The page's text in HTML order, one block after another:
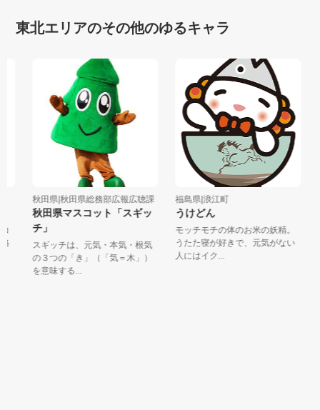
東北エリアのその他のゆるキャラ
秋田県|秋田県総務部広報広聴課
秋田県マスコット「スギッ
チ」
スギッチは、元気・本気・根気
の３つの「き」（「気＝木」）
を意味する...
福島県|浪江町
うけどん
モッチモチの体のお米の妖精。
うたた寝が好きで、元気がない
人にはイク...